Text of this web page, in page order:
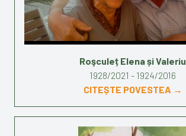
Roşculeț Elena și Valeriu
1928/2021 - 1924/2016
CITEȘTE POVESTEA →